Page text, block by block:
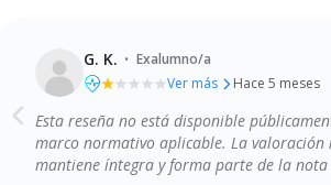
G. K. · Exalumno/a
Ver más
Hace 5 meses
Calidad de la enseñanza
Profesionalidad del profesorado
Instalaciones y recursos
Comunicación y atención a las
Esta reseña no está disponible
marco normativo aplicable. La valoración
mantiene íntegra y forma parte de la